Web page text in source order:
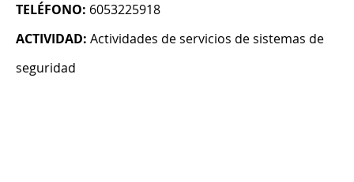
TELÉFONO: 6053225918
ACTIVIDAD: Actividades de servicios de sistemas de
seguridad